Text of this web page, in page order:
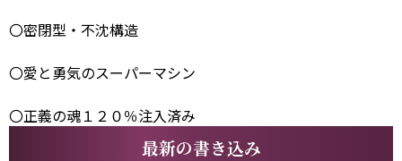
〇密閉型・不沈構造
〇愛と勇気のスーパーマシン
〇正義の魂１２０％注入済み
最新の書き込み